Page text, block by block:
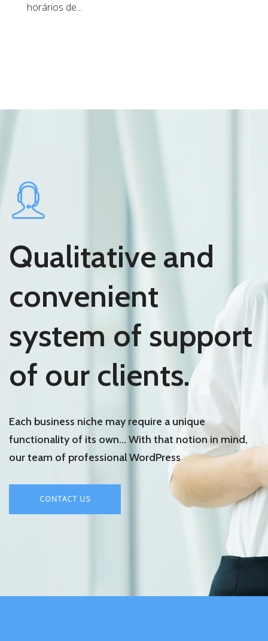
horários de...
Qualitative and
convenient
system of support
of our clients.
Each business niche may require a unique
functionality of its own… With that notion in mind,
our team of professional WordPress
CONTACT US